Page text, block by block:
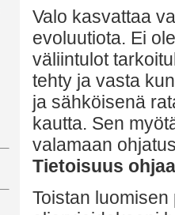
Valo kasvattaa
evoluutiota. Ei
väliintulot
tehty ja vasta
ja sähköisenä
kautta. Sen
valamaan
Tietoisuus
Toistan